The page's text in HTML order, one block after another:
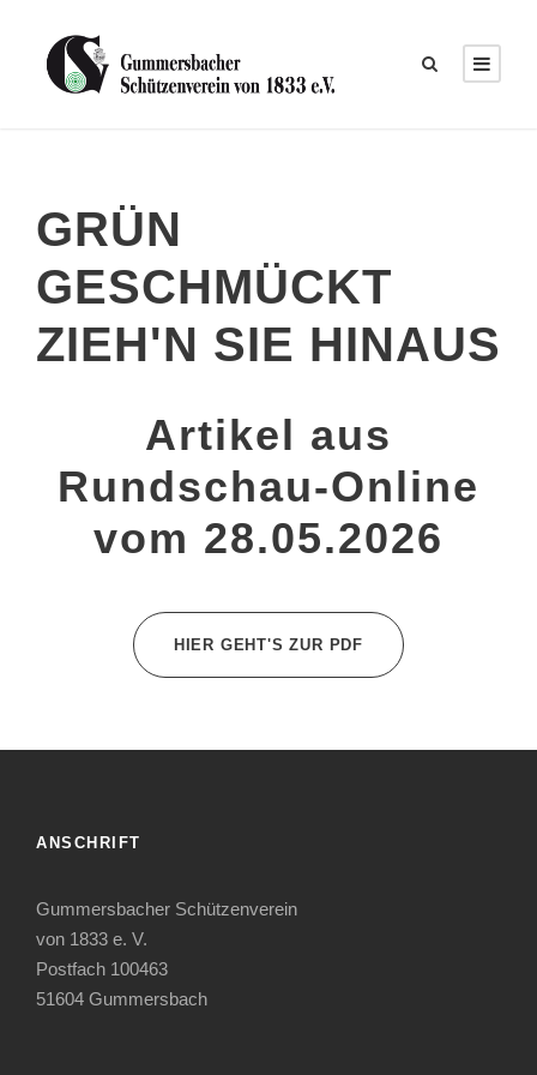
GRÜN
GESCHMÜCKT
ZIEH'N SIE HINAUS
Artikel aus
Rundschau-Online
vom 28.05.2026
HIER GEHT'S ZUR PDF
ANSCHRIFT
Gummersbacher Schützenverein
von 1833 e. V.
Postfach 100463
51604 Gummersbach